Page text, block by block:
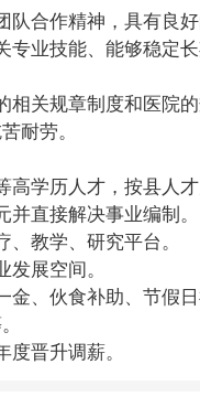
队合作精神，具有良
专业技能、能够稳定
相关规章制度和医院
耐劳。
高学历人才，按县人
直接解决事业编制。
教学、研究平台。
展空间。
金、伙食补助、节假
晋升调薪。